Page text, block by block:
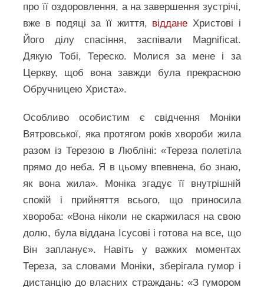
про її оздоровлення, а на завершення зустрічі,
вже в подяці за її життя, віддане Христові і
Його ділу спасіння, заспівали Magnificat.
Дякую Тобі, Тереско. Молися за мене і за
Церкву, щоб вона завжди була прекрасною
Обручницею Христа».
Особливо особистим є свідчення Моніки
Вятровської, яка протягом років хвороби жила
разом із Терезою в Любліні: «Тереза полетіла
прямо до неба. Я в цьому впевнена, бо знаю,
як вона жила». Моніка згадує її внутрішній
спокій і прийняття всього, що приносила
хвороба: «Вона ніколи не скаржилася на свою
долю, була віддана Ісусові і готова на все, що
Він запланує». Навіть у важких моментах
Тереза, за словами Моніки, зберігала гумор і
дистанцію до власних страждань: «З гумором